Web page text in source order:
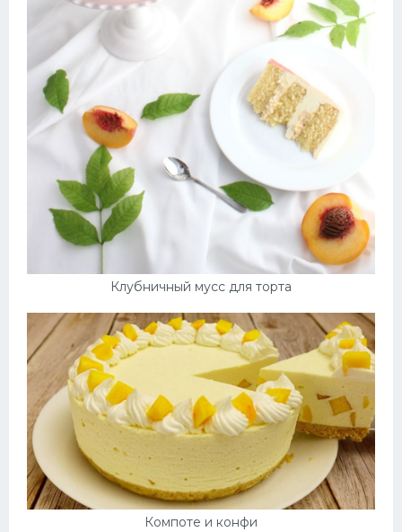
Клубничный мусс для торта
Компоте и конфи